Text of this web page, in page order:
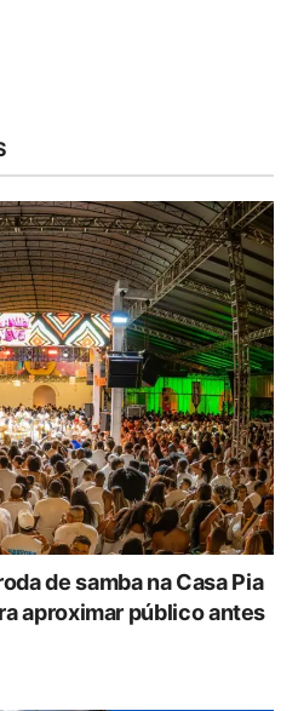
de samba na Casa Pia
aproximar público antes